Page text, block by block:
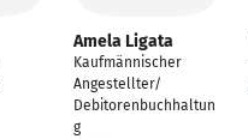
Amela Ligata
Kaufmännischer
Angestellter/
Debitorenbuchhaltun
g